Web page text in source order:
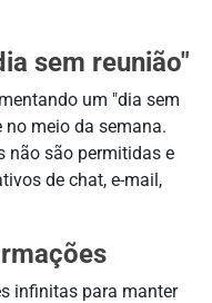
sem reunião"
um "dia sem
no meio da semana.
não são permitidas e
de chat, e-mail,
infinitas para manter